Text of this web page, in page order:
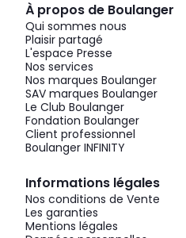
À propos de Boulanger
Qui sommes nous
Plaisir partagé
L'espace Presse
Nos services
Nos marques Boulanger
SAV marques Boulanger
Le Club Boulanger
Fondation Boulanger
Client professionnel
Boulanger INFINITY
Informations légales
Nos conditions de Vente
Les garanties
Mentions légales